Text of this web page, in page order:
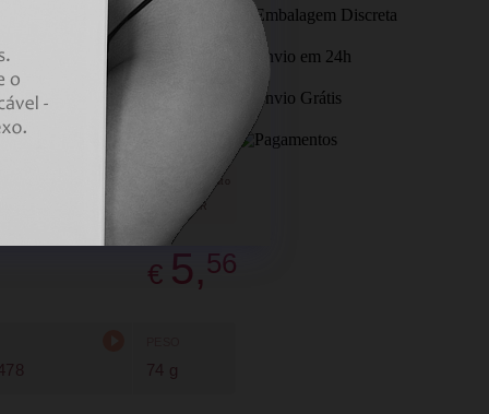
BOX FOR
SUGERIR
€ 5, 56
74 g